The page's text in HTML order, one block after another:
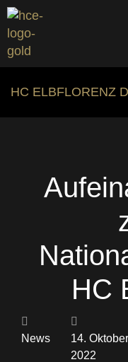
HC ELBFLORENZ
HC
News
14. Oktober
2022